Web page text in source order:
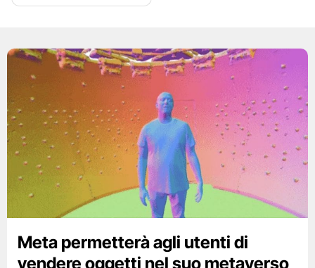
Meta permetterà agli utenti di
vendere oggetti nel suo metaverso